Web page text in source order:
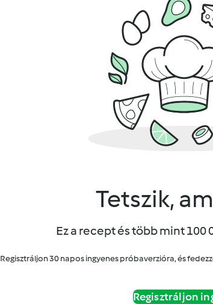
Tetszik,
Ez a recept és több mint 100
Regisztráljon 30 napos ingyenes próbaverzióra, és
Regisztráljon